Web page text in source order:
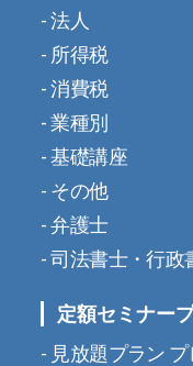
法人
所得税
消費税
業種別
基礎講座
その他
弁護士
司法書士・行政
定額セミナー
見放題プラン